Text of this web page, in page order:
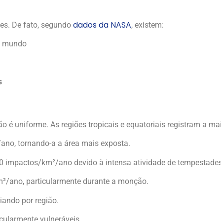
De fato, segundo dados da NASA, existem:
é uniforme. As regiões tropicais e equatoriais registram a
tornando-a a área mais exposta.
impactos/km²/ano devido à intensa atividade de
ano, particularmente durante a monção.
por região.